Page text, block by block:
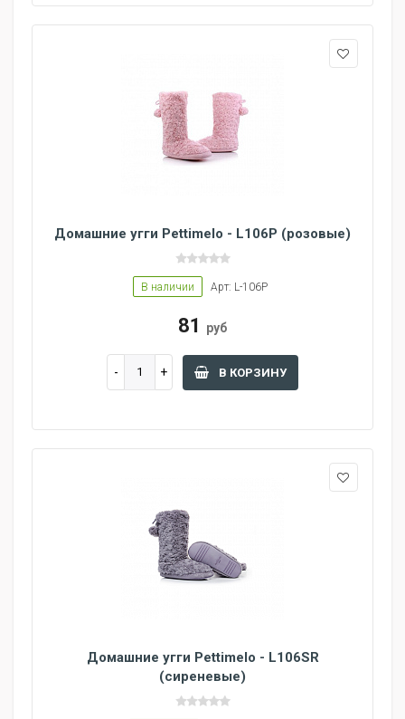
Домашние угги Pettimelo - L106P (розовые)
В наличии Арт: L-106P
81 руб
В КОРЗИНУ
Домашние угги Pettimelo - L106SR
(сиреневые)